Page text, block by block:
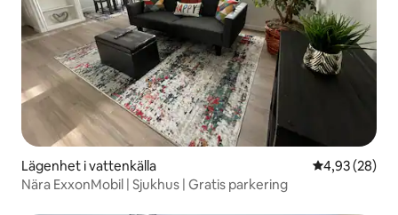
Lägenhet i vattenkälla 4,93 av 5 i
4,93 (28)
Nära ExxonMobil | Sjukhus | Gratis parkering